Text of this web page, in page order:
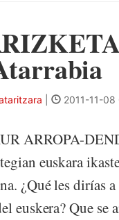
2011-11-
ARROPA-
euskara
¿Qué les dirías
euskera? Que